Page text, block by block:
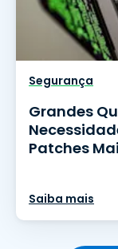
Segurança
Grandes
Patches
Saiba mais